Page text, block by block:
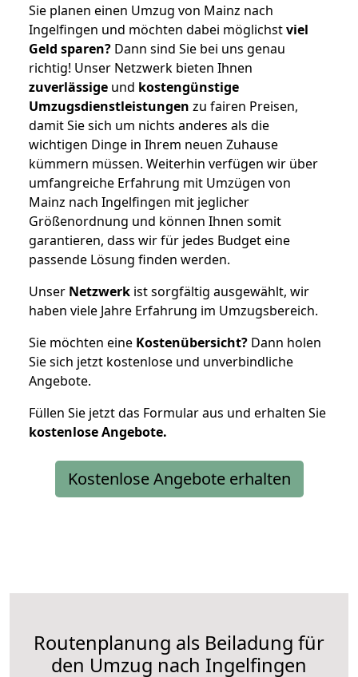
Sie planen einen Umzug von Mainz nach
Ingelfingen und möchten dabei möglichstviel
Geld sparen? Dann sind Sie bei uns genau
richtig! Unser Netzwerk bieten Ihnen
zuverlässige und kostengünstige
Umzugsdienstleistungen zu fairen Preisen,
damit Sie sich um nichts anderes als die
wichtigen Dinge in Ihrem neuen Zuhause
kümmern müssen. Weiterhin verfügen wir über
umfangreiche Erfahrung mit Umzügen von
Mainz nach Ingelfingen mit jeglicher
Größenordnung und können Ihnen somit
garantieren, dass wir für jedes Budget eine
passende Lösung finden werden.
Unser Netzwerk ist sorgfältig ausgewählt, wir
haben viele Jahre Erfahrung im Umzugsbereich.
Sie möchten eine Kostenübersicht? Dann holen
Sie sich jetzt kostenlose und unverbindliche
Angebote.
Füllen Sie jetzt das Formular aus und erhalten Sie
kostenloseAngebote.
Kostenlose Angebote erhalten
Routenplanung als Beiladung für
den Umzug nach Ingelfingen